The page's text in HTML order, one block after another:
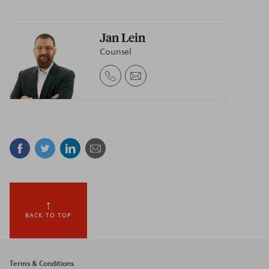
Jan Lein
Counsel
Facebook
TwitterLinkedin
Mail
BACK TO TOP
Footer
Terms & Conditions